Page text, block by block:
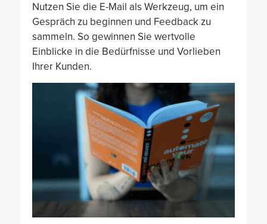
Nutzen Sie die E-Mail als Werkzeug, um ein
Gespräch zu beginnen und Feedback zu
sammeln. So gewinnen Sie wertvolle
Einblicke in die Bedürfnisse und Vorlieben
Ihrer Kunden.